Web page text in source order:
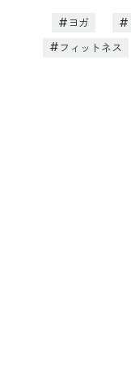
ヨガ
フィットネス